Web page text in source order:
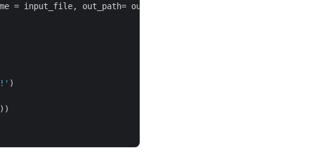
= input_file, out_path= output_file)
!' )